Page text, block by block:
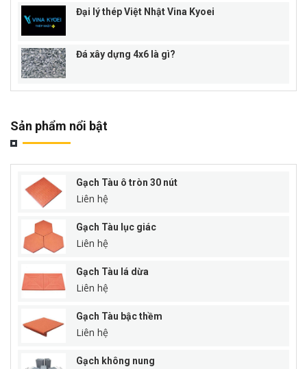
Đại lý thép Việt Nhật Vina Kyoei
Đá xây dựng 4x6 là gì?
Sản phẩm nổi bật
Gạch Tàu ô tròn 30 nút
Liên hệ
Gạch Tàu lục giác
Liên hệ
Gạch Tàu lá dừa
Liên hệ
Gạch Tàu bậc thềm
Liên hệ
Gạch không nung